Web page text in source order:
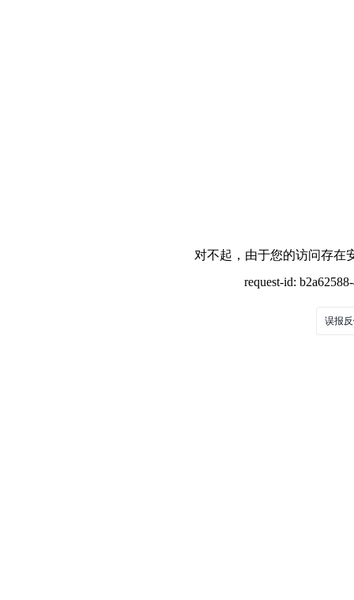
对不起，由于您的访问存在
request-id:
误报